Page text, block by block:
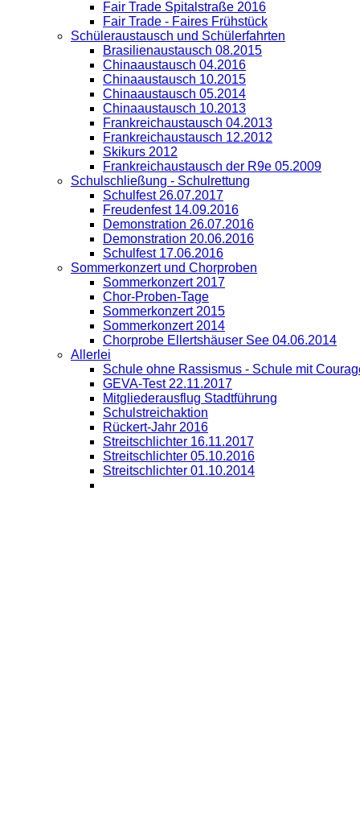
Fair Trade Spitalstraße 2016
Fair Trade - Faires Frühstück
Schüleraustausch und Schülerfahrten
Brasilienaustausch 08.2015
Chinaaustausch 04.2016
Chinaaustausch 10.2015
Chinaaustausch 05.2014
Chinaaustausch 10.2013
Frankreichaustausch 04.2013
Frankreichaustausch 12.2012
Skikurs 2012
Frankreichaustausch der R9e 05.2009
Schulschließung - Schulrettung
Schulfest 26.07.2017
Freudenfest 14.09.2016
Demonstration 26.07.2016
Demonstration 20.06.2016
Schulfest 17.06.2016
Sommerkonzert und Chorproben
Sommerkonzert 2017
Chor-Proben-Tage
Sommerkonzert 2015
Sommerkonzert 2014
Chorprobe Ellertshäuser See 04.06.2014
Allerlei
Schule ohne Rassismus - Schule mit
GEVA-Test 22.11.2017
Mitgliederausflug Stadtführung
Schulstreichaktion
Rückert-Jahr 2016
Streitschlichter 16.11.2017
Streitschlichter 05.10.2016
Streitschlichter 01.10.2014